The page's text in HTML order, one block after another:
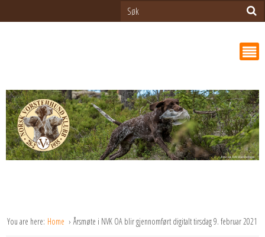
You are here: Home Årsmøte i NVK OA blir gjennomført digitalt tirsdag 9. februar 2021